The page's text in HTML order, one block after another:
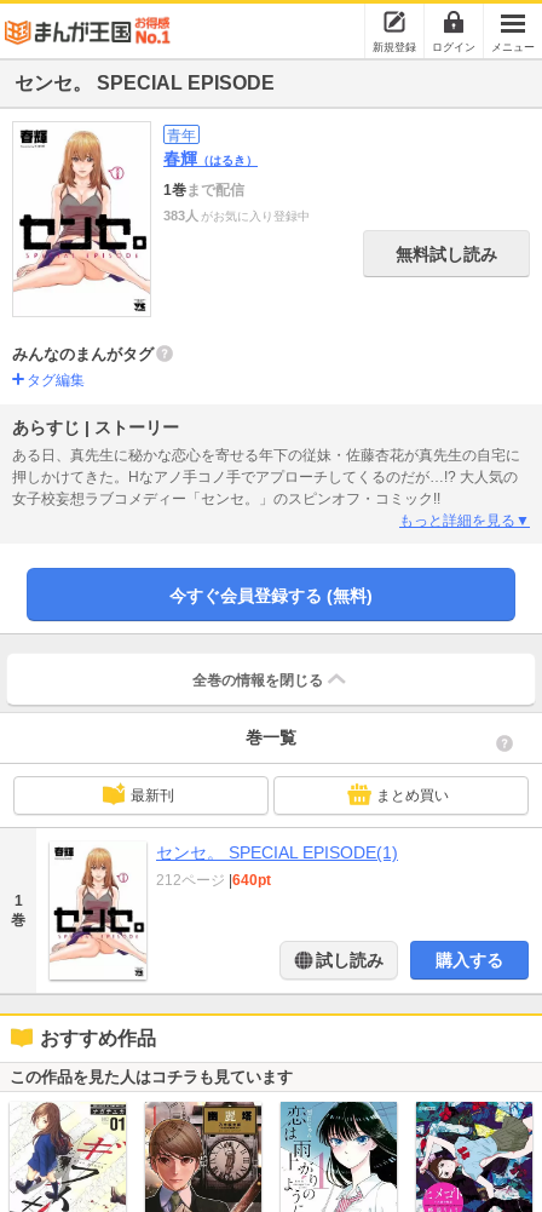
新規登録 ログイン メニュー
センセ。 SPECIAL EPISODE
青年
春輝 （はるき）
1巻まで配信
383人 がお気に入り登録中
無料試し読み
みんなのまんがタグ
タグ編集
あらすじ | ストーリー
ある日、真先生に秘かな恋心を寄せる年下の従妹・佐藤杏花が真先生の自宅に
押しかけてきた。Hなアノ手コノ手でアプローチしてくるのだが…!? 大人気の
女子校妄想ラブコメディー「センセ。」のスピンオフ・コミック!!
もっと詳細を見る▼
今すぐ会員登録する (無料)
全巻の情報を 閉じる
巻一覧
最新刊 まとめ買い
1
巻
センセ。 SPECIAL EPISODE(1)
212ページ 640pt
試し読み 購入する
おすすめ作品
この作品を見た人はコチラも見ています